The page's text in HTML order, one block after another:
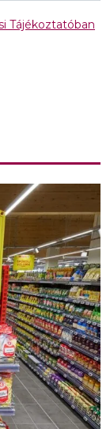
Tájékoztatóban